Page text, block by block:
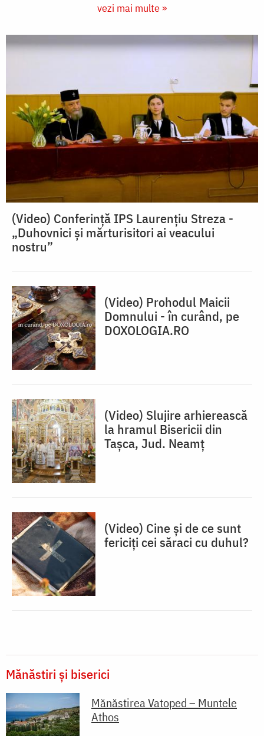
vezi mai multe »
(Video) Conferinţă IPS Laurențiu Streza -
„Duhovnici și mărturisitori ai veacului
nostru”
(Video) Prohodul Maicii
Domnului - în curând, pe
DOXOLOGIA.RO
(Video) Slujire arhierească
la hramul Bisericii din
Tașca, Jud. Neamț
(Video) Cine și de ce sunt
fericiți cei săraci cu duhul?
Mănăstiri și biserici
Mănăstirea Vatoped – Muntele
Athos